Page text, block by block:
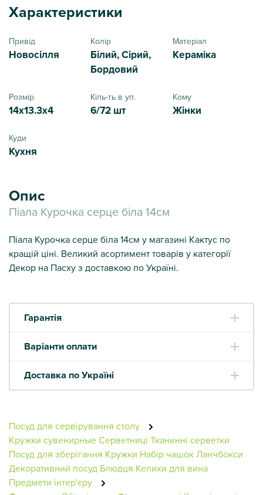
Характеристики
Привід
Новосілля
Колір
Білий, Сірий,
Бордовий
Матеріал
Кераміка
Розмір
14x13.3x4
Кіль-ть в уп.
6/72 шт
Кому
Жінки
Куди
Кухня
Опис
Піала Курочка серце біла 14см
Піала Курочка серце біла 14см у магазині Кактус по
кращій ціні. Великий асортимент товарів у категорії
Декор на Пасху з доставкою по Україні.
Гарантія
Варіанти оплати
Доставка по Україні
Посуд для сервірування столу
Кружки сувенирныеСерветниці Тканинні серветки
Посуд для зберігання Кружки Набір чашокЛанчбокси
Декоративний посуд Блюдця Келихи для вина
Предмети інтер'єру